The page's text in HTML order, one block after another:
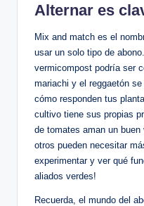
Alternar es
Mix and match es el
usar un solo tipo de
vermicompost podría ser
mariachi y el reggaetón
cómo responden tus
cultivo tiene sus propias
de tomates aman un
otros pueden necesitar
experimentar y ver qué
aliados verdes!
Recuerda, el mundo del